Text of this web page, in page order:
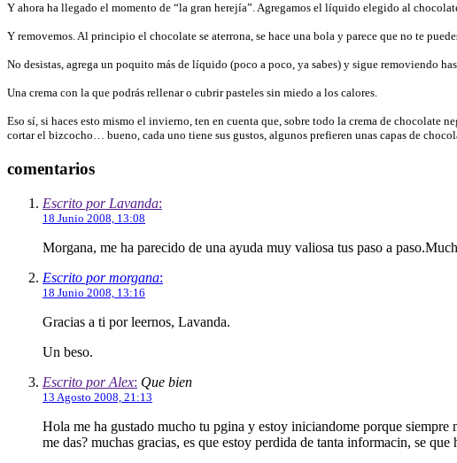
Y ahora ha llegado el momento de “la gran herejía”. Agregamos el líquido elegido al
Y removemos. Al principio el chocolate se aterrona, se hace una bola y parece que no te
No desistas, agrega un poquito más de líquido (poco a poco, ya sabes) y sigue removiendo
Una crema con la que podrás rellenar o cubrir pasteles sin miedo a los calores.
Eso sí, si haces esto mismo el invierno, ten en cuenta que, sobre todo la crema de chocolate
cortar el bizcocho… bueno, cada uno tiene sus gustos, algunos prefieren unas capas de
comentarios
Escrito por Lavanda:
18 Junio 2008, 13:08
Morgana, me ha parecido de una ayuda muy valiosa tus paso a
Escrito por morgana:
18 Junio 2008, 13:16
Gracias a ti por leernos, Lavanda.
Un beso.
Escrito por Alex: Que bien
13 Agosto 2008, 21:13
Hola me ha gustado mucho tu pgina y estoy iniciandome porque siempre
me das? muchas gracias, es que estoy perdida de tanta informacin, se